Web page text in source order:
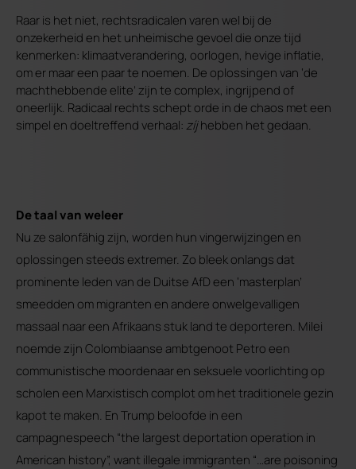
Raar is het niet, rechtsradicalen varen wel bij de
onzekerheid en het unheimische gevoel die onze tijd
kenmerken: klimaatverandering, oorlogen, hevige inflatie,
om er maar een paar te noemen. De oplossingen van ‘de
machthebbende elite’ zijn te complex, ingrijpend of
oneerlijk. Radicaal rechts schept orde in de chaos met een
simpel en doeltreffend verhaal: zíjhebben het gedaan.
De taal van weleer
Nu ze salonfähig zijn, worden hun vingerwijzingen en
oplossingen steeds extremer. Zo bleek onlangs dat
prominente leden van de Duitse AfD een ‘masterplan’
smeedden om migranten en andere onwelgevalligen
massaal naar een Afrikaans stuk land te deporteren. Milei
noemde zijn Colombiaanse ambtgenoot Petro een
communistische moordenaar en seksuele voorlichting op
scholen een Marxistisch complot om het traditionele gezin
kapot te maken. En Trump beloofde in een
campagnespeech “the largest deportation operation in
American history”, want illegale immigranten “…are poisoning